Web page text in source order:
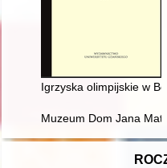
Igrzyska olimpijskie w
Muzeum Dom Jana